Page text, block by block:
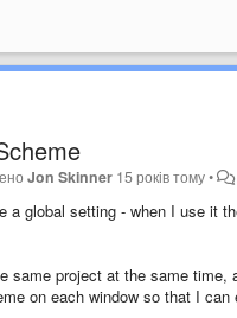
Jon Skinner 15 років тому•
global setting - when I use it
project at the same time,
on each window so that I